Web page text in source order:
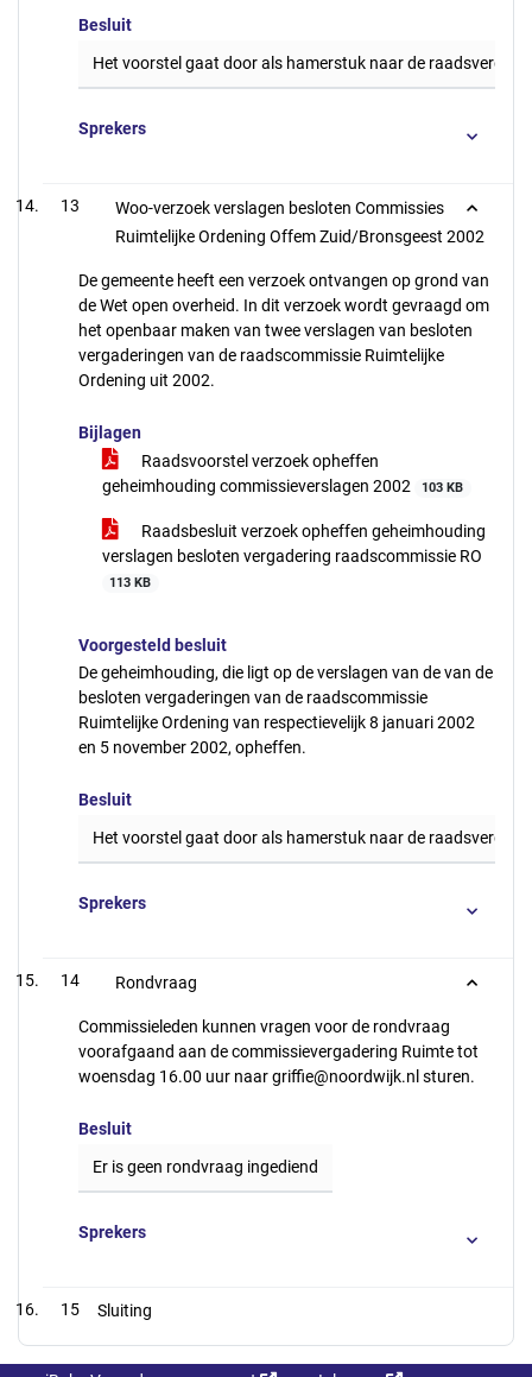
Besluit
Het voorstel gaat door als hamerstuk naar de
Sprekers
13
Woo-verzoek verslagen besloten Commissies
Ruimtelijke Ordening Offem Zuid/Bronsgeest 2002
De gemeente heeft een verzoek ontvangen op grond van
de Wet open overheid. In dit verzoek wordt gevraagd om
het openbaar maken van twee verslagen van besloten
vergaderingen van de raadscommissie Ruimtelijke
Ordening uit 2002.
Bijlagen
Raadsvoorstel verzoek opheffen
geheimhouding commissieverslagen 2002
103 KB
Raadsbesluit verzoek opheffen geheimhouding
verslagen besloten vergadering raadscommissie RO
113 KB
Voorgesteld besluit
De geheimhouding, die ligt op de verslagen van de van de
besloten vergaderingen van de raadscommissie
Ruimtelijke Ordening van respectievelijk 8 januari 2002
en 5 november 2002, opheffen.
Besluit
Het voorstel gaat door als hamerstuk naar de
Sprekers
14 Rondvraag
Commissieleden kunnen vragen voor de rondvraag
voorafgaand aan de commissievergadering Ruimte tot
woensdag 16.00 uur naar griffie@noordwijk.nl sturen.
Besluit
Er is geen rondvraag ingediend
Sprekers
15 Sluiting